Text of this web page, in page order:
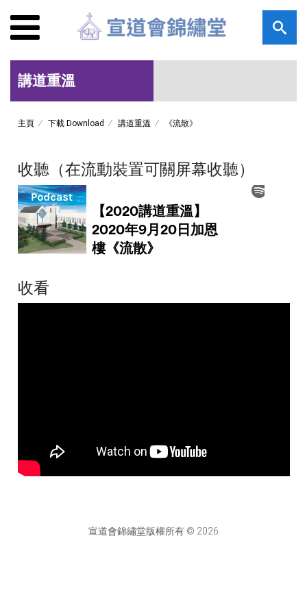
講道重溫
主頁 下載 Download 講道重溫 《流散》
收聽（在流動裝置可關屏幕收聽）
收看
宣道會錦繡堂版權所有 © 2026